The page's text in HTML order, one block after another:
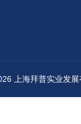
上海拜普实业发